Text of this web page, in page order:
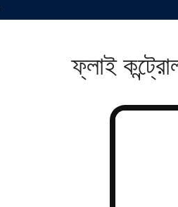
ফ্লাই